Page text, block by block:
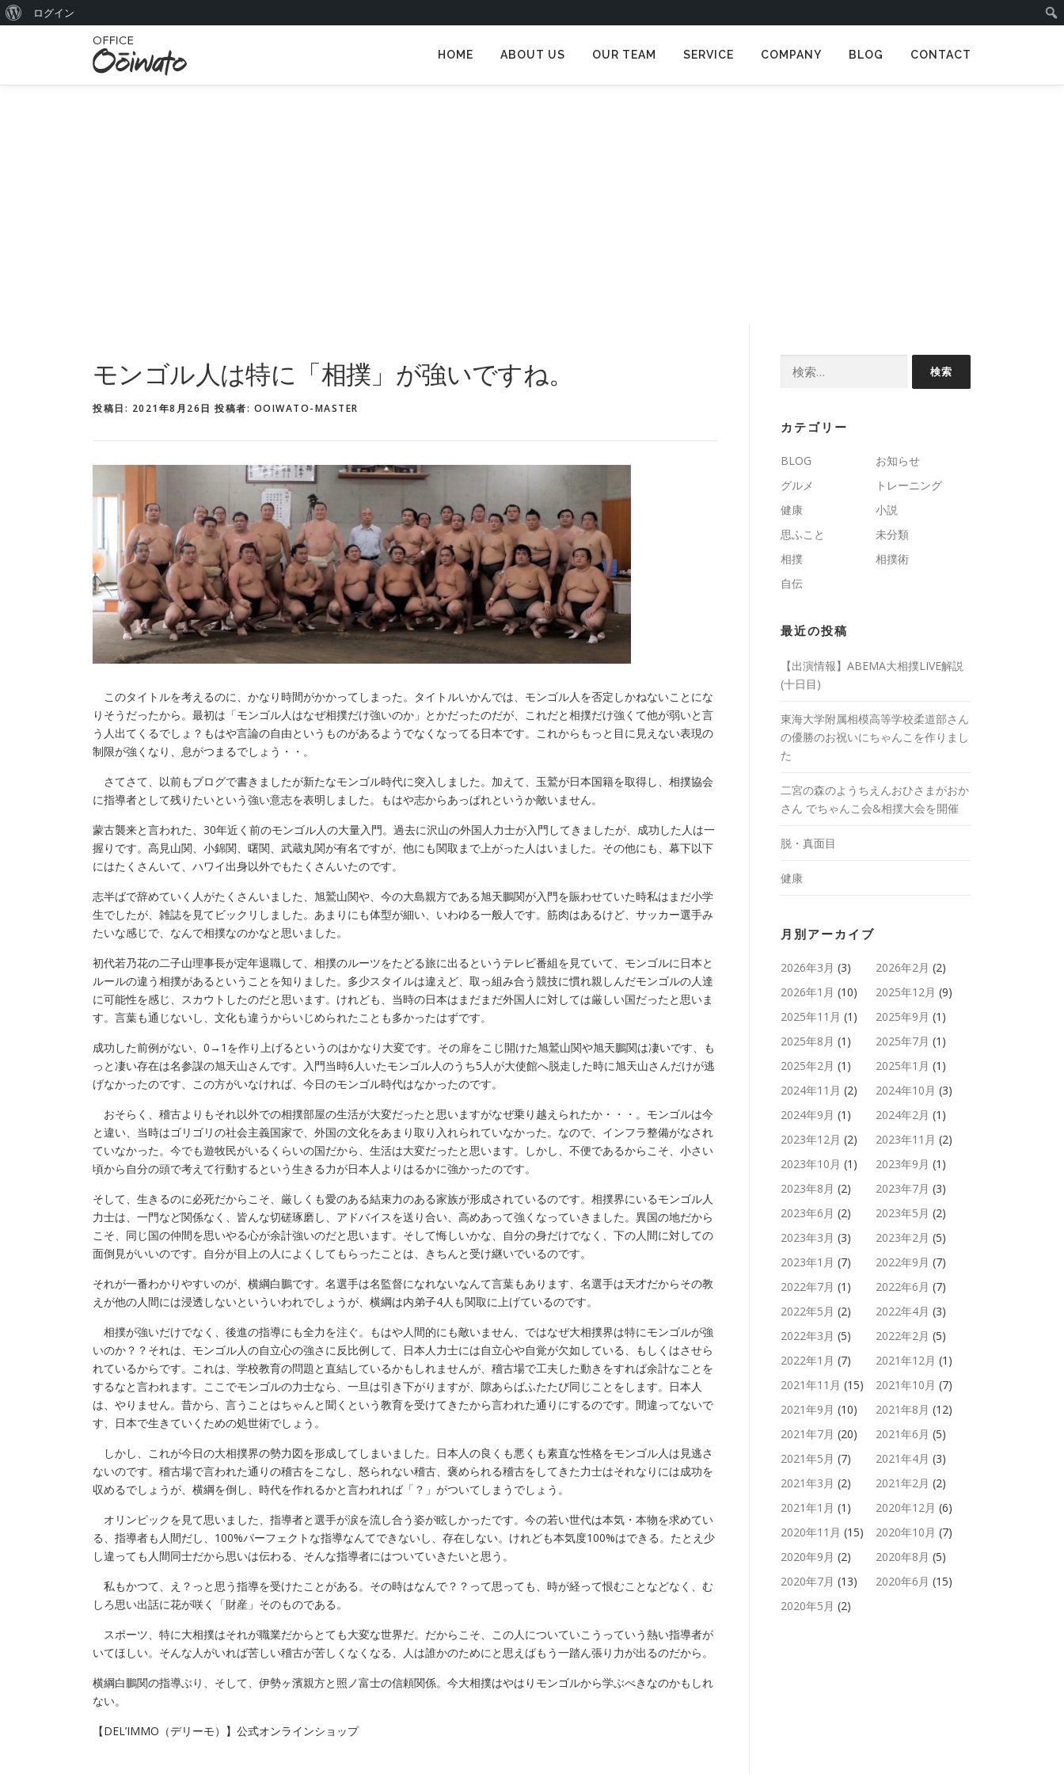
ン
HOME ABOUT US OUR TEAM SERVICE COMPANY BLOG CONTACT
モンゴル人は特に「相撲」が強いですね。
投稿日: 2021年8月26日 投稿者: OOIWATO-MASTER
このタイトルを考えるのに、かなり時間がかかってしまった。タイトルいかんでは、モンゴル人を否定しかねないことにな
りそうだったから。最初は「モンゴル人はなぜ相撲だけ強いのか」とかだったのだが、これだと相撲だけ強くて他が弱いと言
う人出てくるでしょ？もはや言論の自由というものがあるようでなくなってる日本です。これからもっと目に見えない表現の
制限が強くなり、息がつまるでしょう・・。
さてさて、以前もブログで書きましたが新たなモンゴル時代に突入しました。加えて、玉鷲が日本国籍を取得し、相撲協会
に指導者として残りたいという強い意志を表明しました。もはや志からあっぱれというか敵いません。
蒙古襲来と言われた、30年近く前のモンゴル人の大量入門。過去に沢山の外国人力士が入門してきましたが、成功した人は一
握りです。高見山関、小錦関、曙関、武蔵丸関が有名ですが、他にも関取まで上がった人はいました。その他にも、幕下以下
にはたくさんいて、ハワイ出身以外でもたくさんいたのです。
志半ばで辞めていく人がたくさんいました、旭鷲山関や、今の大島親方である旭天鵬関が入門を賑わせていた時私はまだ小学
生でしたが、雑誌を見てビックリしました。あまりにも体型が細い、いわゆる一般人です。筋肉はあるけど、サッカー選手み
たいな感じで、なんで相撲なのかなと思いました。
初代若乃花の二子山理事長が定年退職して、相撲のルーツをたどる旅に出るというテレビ番組を見ていて、モンゴルに日本と
ルールの違う相撲があるということを知りました。多少スタイルは違えど、取っ組み合う競技に慣れ親しんだモンゴルの人達
に可能性を感じ、スカウトしたのだと思います。けれども、当時の日本はまだまだ外国人に対しては厳しい国だったと思いま
す。言葉も通じないし、文化も違うからいじめられたことも多かったはずです。
成功した前例がない、0→1を作り上げるというのはかなり大変です。その扉をこじ開けた旭鷲山関や旭天鵬関は凄いです、も
っと凄い存在は名参謀の旭天山さんです。入門当時6人いたモンゴル人のうち5人が大使館へ脱走した時に旭天山さんだけが逃
げなかったのです、この方がいなければ、今日のモンゴル時代はなかったのです。
おそらく、稽古よりもそれ以外での相撲部屋の生活が大変だったと思いますがなぜ乗り越えられたか・・・。モンゴルは今
と違い、当時はゴリゴリの社会主義国家で、外国の文化をあまり取り入れられていなかった。なので、インフラ整備がなされ
ていなかった。今でも遊牧民がいるくらいの国だから、生活は大変だったと思います。しかし、不便であるからこそ、小さい
頃から自分の頭で考えて行動するという生きる力が日本人よりはるかに強かったのです。
そして、生きるのに必死だからこそ、厳しくも愛のある結束力のある家族が形成されているのです。相撲界にいるモンゴル人
力士は、一門など関係なく、皆んな切磋琢磨し、アドバイスを送り合い、高めあって強くなっていきました。異国の地だから
こそ、同じ国の仲間を思いやる心が余計強いのだと思います。そして悔しいかな、自分の身だけでなく、下の人間に対しての
面倒見がいいのです。自分が目上の人によくしてもらったことは、きちんと受け継いでいるのです。
それが一番わかりやすいのが、横綱白鵬です。名選手は名監督になれないなんて言葉もあります、名選手は天才だからその教
えが他の人間には浸透しないといういわれでしょうが、横綱は内弟子4人も関取に上げているのです。
相撲が強いだけでなく、後進の指導にも全力を注ぐ。もはや人間的にも敵いません、ではなぜ大相撲界は特にモンゴルが強
いのか？？それは、モンゴル人の自立心の強さに反比例して、日本人力士には自立心や自覚が欠如している、もしくはさせら
れているからです。これは、学校教育の問題と直結しているかもしれませんが、稽古場で工夫した動きをすれば余計なことを
するなと言われます。ここでモンゴルの力士なら、一旦は引き下がりますが、隙あらばふたたび同じことをします。日本人
は、やりません。昔から、言うことはちゃんと聞くという教育を受けてきたから言われた通りにするのです。間違ってないで
す、日本で生きていくための処世術でしょう。
しかし、これが今日の大相撲界の勢力図を形成してしまいました。日本人の良くも悪くも素直な性格をモンゴル人は見逃さ
ないのです。稽古場で言われた通りの稽古をこなし、怒られない稽古、褒められる稽古をしてきた力士はそれなりには成功を
収めるでしょうが、横綱を倒し、時代を作れるかと言われれば「？」がついてしまうでしょう。
オリンピックを見て思いました、指導者と選手が涙を流し合う姿が眩しかったです。今の若い世代は本気・本物を求めてい
る、指導者も人間だし、100%パーフェクトな指導なんてできないし、存在しない。けれども本気度100%はできる。たとえ少
し違っても人間同士だから思いは伝わる、そんな指導者にはついていきたいと思う。
私もかつて、え？っと思う指導を受けたことがある。その時はなんで？？って思っても、時が経って恨むことなどなく、む
しろ思い出話に花が咲く「財産」そのものである。
スポーツ、特に大相撲はそれが職業だからとても大変な世界だ。だからこそ、この人についていこうっていう熱い指導者が
いてほしい。そんな人がいれば苦しい稽古が苦しくなくなる、人は誰かのためにと思えばもう一踏ん張り力が出るのだから。
横綱白鵬関の指導ぶり、そして、伊勢ヶ濱親方と照ノ富士の信頼関係。今大相撲はやはりモンゴルから学ぶべきなのかもしれ
ない。
【DEL’IMMO（デリーモ）】公式オンラインショップ
カテゴリー
BLOG
お知らせ
グルメ
トレーニング
健康
小説
思ふこと
未分類
相撲
相撲術
自伝
最近の投稿
【出演情報】ABEMA大相撲LIVE解説
(十日目)
東海大学附属相模高等学校柔道部さん
の優勝のお祝いにちゃんこを作りまし
た
二宮の森のようちえんおひさまがおか
さん でちゃんこ会&相撲大会を開催
脱・真面目
健康
月別アーカイブ
2026年3月 (3) 2026年2月 (2)
2026年1月 (10) 2025年12月 (9)
2025年11月 (1) 2025年9月 (1)
2025年8月 (1) 2025年7月 (1)
2025年2月 (1) 2025年1月 (1)
2024年11月 (2) 2024年10月 (3)
2024年9月 (1) 2024年2月 (1)
2023年12月 (2) 2023年11月 (2)
2023年10月 (1) 2023年9月 (1)
2023年8月 (2) 2023年7月 (3)
2023年6月 (2) 2023年5月 (2)
2023年3月 (3) 2023年2月 (5)
2023年1月 (7) 2022年9月 (7)
2022年7月 (1) 2022年6月 (7)
2022年5月 (2) 2022年4月 (3)
2022年3月 (5) 2022年2月 (5)
2022年1月 (7) 2021年12月 (1)
2021年11月 (15) 2021年10月 (7)
2021年9月 (10) 2021年8月 (12)
2021年7月 (20) 2021年6月 (5)
2021年5月 (7) 2021年4月 (3)
2021年3月 (2) 2021年2月 (2)
2021年1月 (1) 2020年12月 (6)
2020年11月 (15) 2020年10月 (7)
2020年9月 (2) 2020年8月 (5)
2020年7月 (13) 2020年6月 (15)
2020年5月 (2)
d
ログイン